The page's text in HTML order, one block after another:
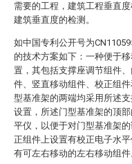
需要的工程，建筑工程垂直
建筑垂直度的检测。
如中国专利公开号为
的技术方案如下：一种便于
置，其包括支撑座调节组件
件、竖直移动组件、校正组
型基准架的两端均采用所述
设置，所述门型基准架的顶
平仪，以便于对门型基准架
正组件上设置有校正电子水
有可左右移动的左右移动组件